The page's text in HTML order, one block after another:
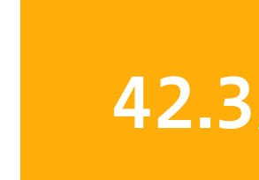
42.3